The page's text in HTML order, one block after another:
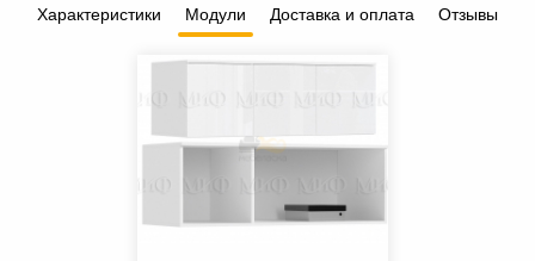
Характеристики Модули Доставка и оплата Отзывы